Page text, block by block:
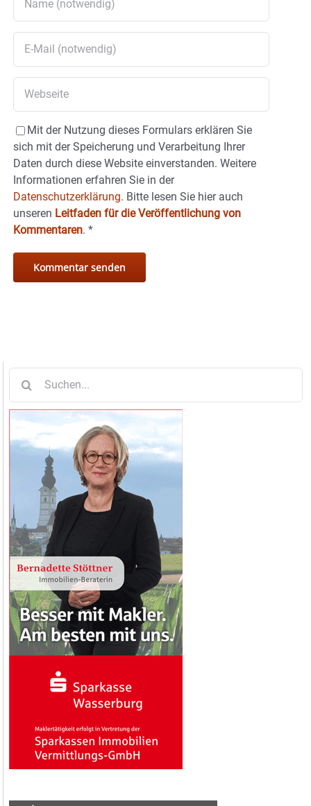
Mit der Nutzung dieses Formulars erklären Sie
sich mit der Speicherung und Verarbeitung Ihrer
Daten durch diese Website einverstanden. Weitere
Informationen erfahren Sie in der
Datenschutzerklärung. Bitte lesen Sie hier auch
unseren Leitfaden für die Veröffentlichung von
Kommentaren. *
nach: